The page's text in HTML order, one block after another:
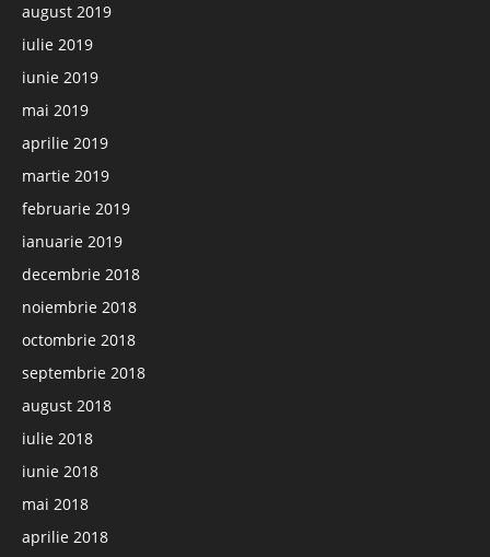
august 2019
iulie 2019
iunie 2019
mai 2019
aprilie 2019
martie 2019
februarie 2019
ianuarie 2019
decembrie 2018
noiembrie 2018
octombrie 2018
septembrie 2018
august 2018
iulie 2018
iunie 2018
mai 2018
aprilie 2018